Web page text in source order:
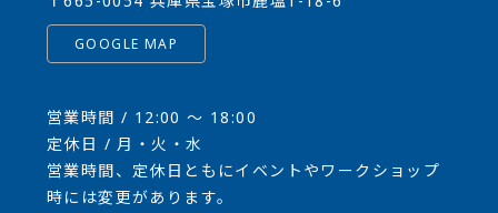
GOOGLE MAP
営業時間 / 12:00 〜 18:00
定休日 / 月・火・水
営業時間、定休日ともにイベントやワークショップ
時には変更があります。